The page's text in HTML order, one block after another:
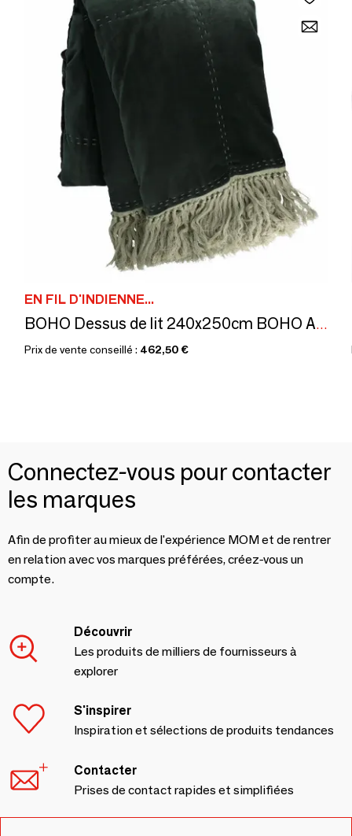
EN FIL D'INDIENNE...
BOHO Dessus de lit 240x250cm BOHO ANTHRACITE
Prix de vente conseillé : 462,50 €
Connectez-vous pour contacter
les marques
Afin de profiter au mieux de l'expérience MOM et de rentrer
en relation avec vos marques préférées, créez-vous un
compte.
Découvrir
Les produits de milliers de fournisseurs à
explorer
S'inspirer
Inspiration et sélections de produits tendances
Contacter
Prises de contact rapides et simplifiées